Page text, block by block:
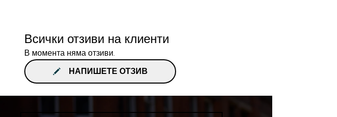
Всички отзиви на клиенти
В момента няма отзиви.
НАПИШЕТЕ ОТЗИВ